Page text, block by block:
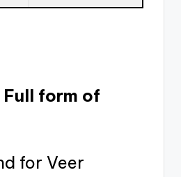
form of
for Veer